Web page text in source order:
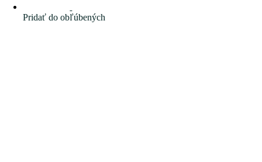
Pridať do obľúbených